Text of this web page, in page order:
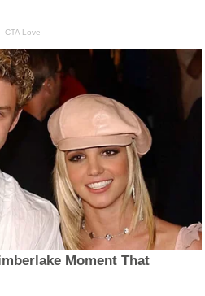
CTA Love
Moment That